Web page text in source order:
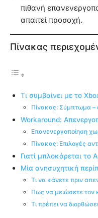
πιθανή
απαιτεί προσοχή.
Πίνακας
Τι συμβαίνει με το
Πίνακας: Σύμπτωμα –
Workaround:
Επανενεργοποίηση
Πίνακας: Επιλογές
Γιατί μπλοκάρεται το
Μία ανησυχητική
Τι να κάνετε πριν
Πως να μειώσετε τον
Τι πρέπει να